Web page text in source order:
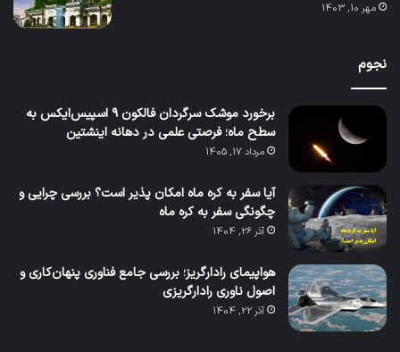
مهر 10, 1403
نجوم
برخورد موشک سرگردان فالکون ۹ اسپیس‌ایکس به
سطح ماه؛ فرصتی علمی در دهانه اینشتین
مرداد 17, 1405
آیا سفر به کره ماه امکان پذیر است؟ بررسی چرایی و
چگونگی سفر به کره ماه
آذر 26, 1404
هواپیمای رادارگریز؛ بررسی جامع فناوری پنهان‌کاری و
اصول ناوری رادارگریزی
آذر 22, 1404